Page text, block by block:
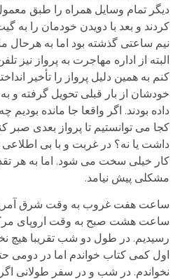
دیگر تمام وسایل همراه را طبق
کردند و بعد با دویدن خودمان را به
نیم ساعتی گذشته بود اما به هرحال
البته از اداره مهاجرت به پرواز نیز
کنم به همین دلیل پرواز را تأخیر
خودشان از بار قبلی تحویل گرفته و
داده بودند. اگر واقعا جا مانده
کجا می توانستیم تا پرواز بعدی صبر
داشت یا نه؟ در غربت و با بی اطلاعی
کار خیلی سخت می شود. اما به هر
مشکلی پیش نیامد.
ساعت هفت غروب به وقت شرق
ساعت هشت صبح به وقت اروپای
رسیدیم. در طول دو شب تقریبا هیچ
اول کمی کتاب خواندم اما در دومی
نخواندم. در شب و در سفر طولانی اگر